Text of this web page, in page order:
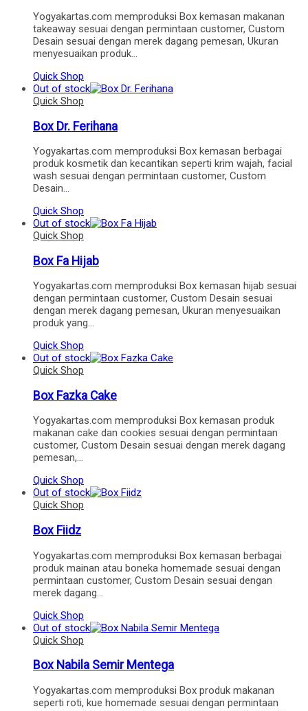
Yogyakartas.com memproduksi Box kemasan makanan
takeaway sesuai dengan permintaan customer, Custom
Desain sesuai dengan merek dagang pemesan, Ukuran
menyesuaikan produk…
Quick Shop
Out of stock
Quick Shop
Box Dr. Ferihana
Yogyakartas.com memproduksi Box kemasan berbagai
produk kosmetik dan kecantikan seperti krim wajah, facial
wash sesuai dengan permintaan customer, Custom
Desain…
Quick Shop
Out of stock
Quick Shop
Box Fa Hijab
Yogyakartas.com memproduksi Box kemasan hijab sesuai
dengan permintaan customer, Custom Desain sesuai
dengan merek dagang pemesan, Ukuran menyesuaikan
produk yang…
Quick Shop
Out of stock
Quick Shop
Box Fazka Cake
Yogyakartas.com memproduksi Box kemasan produk
makanan cake dan cookies sesuai dengan permintaan
customer, Custom Desain sesuai dengan merek dagang
pemesan,…
Quick Shop
Out of stock
Quick Shop
Box Fiidz
Yogyakartas.com memproduksi Box kemasan berbagai
produk mainan atau boneka homemade sesuai dengan
permintaan customer, Custom Desain sesuai dengan
merek dagang…
Quick Shop
Out of stock
Quick Shop
Box Nabila Semir Mentega
Yogyakartas.com memproduksi Box produk makanan
seperti roti, kue homemade sesuai dengan permintaan